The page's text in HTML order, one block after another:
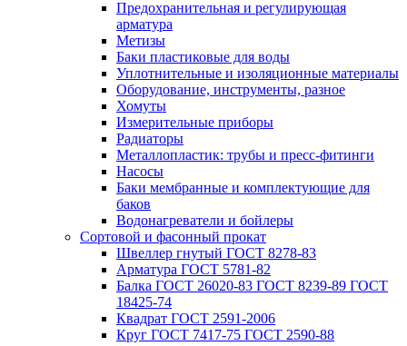
Предохранительная и регулирующая
арматура
Метизы
Баки пластиковые для воды
Уплотнительные и изоляционные материалы
Оборудование, инструменты, разное
Хомуты
Измерительные приборы
Радиаторы
Металлопластик: трубы и пресс-фитинги
Насосы
Баки мембранные и комплектующие для
баков
Водонагреватели и бойлеры
Сортовой и фасонный прокат
Швеллер гнутый ГОСТ 8278-83
Арматура ГОСТ 5781-82
Балка ГОСТ 26020-83 ГОСТ 8239-89 ГОСТ
18425-74
Квадрат ГОСТ 2591-2006
Круг ГОСТ 7417-75 ГОСТ 2590-88